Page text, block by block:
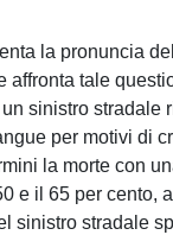
la pronuncia
affronta tale
sinistro stradale
per motivi di
la morte con
e il 65 per cento,
sinistro stradale